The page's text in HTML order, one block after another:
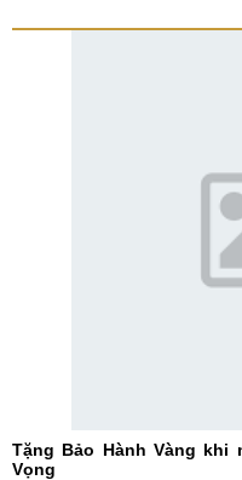
Tặng Bảo Hành Vàng khi
Vọng